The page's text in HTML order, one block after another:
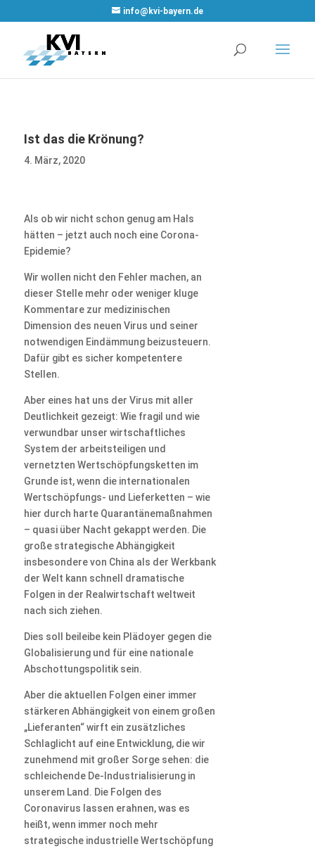
info@kvi-bayern.de
Ist das die Krönung?
4. März, 2020
Als ob wir nicht schon genug am Hals
hätten – jetzt auch noch eine Corona-
Epidemie?
Wir wollen nicht den Fehler machen, an
dieser Stelle mehr oder weniger kluge
Kommentare zur medizinischen
Dimension des neuen Virus und seiner
notwendigen Eindämmung beizusteuern.
Dafür gibt es sicher kompetentere
Stellen.
Aber eines hat uns der Virus mit aller
Deutlichkeit gezeigt: Wie fragil und wie
verwundbar unser wirtschaftliches
System der arbeitsteiligen und
vernetzten Wertschöpfungsketten im
Grunde ist, wenn die internationalen
Wertschöpfungs- und Lieferketten – wie
hier durch harte Quarantänemaßnahmen
– quasi über Nacht gekappt werden. Die
große strategische Abhängigkeit
insbesondere von China als der Werkbank
der Welt kann schnell dramatische
Folgen in der Realwirtschaft weltweit
nach sich ziehen.
Dies soll beileibe kein Plädoyer gegen die
Globalisierung und für eine nationale
Abschottungspolitik sein.
Aber die aktuellen Folgen einer immer
stärkeren Abhängigkeit von einem großen
„Lieferanten“ wirft ein zusätzliches
Schlaglicht auf eine Entwicklung, die wir
zunehmend mit großer Sorge sehen: die
schleichende De-Industrialisierung in
unserem Land. Die Folgen des
Coronavirus lassen erahnen, was es
heißt, wenn immer noch mehr
strategische industrielle Wertschöpfung
Cookie Plugin
Cookie Banner